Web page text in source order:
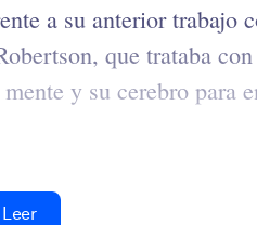
a su anterior
que trataba
y su cerebro para
Leer